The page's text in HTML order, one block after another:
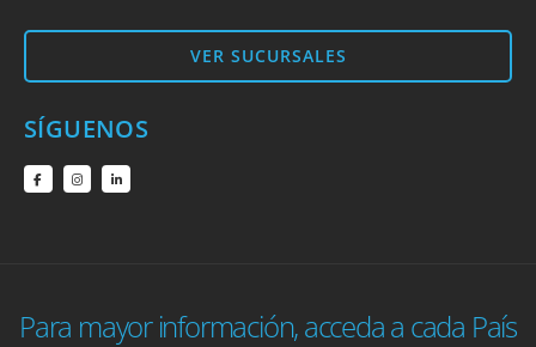
VER SUCURSALES
SÍGUENOS
Para mayor información, acceda a cada País